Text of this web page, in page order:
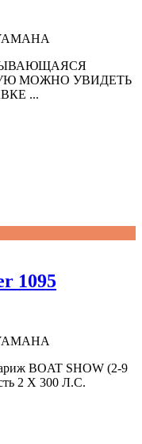
МОЖНО УВИДЕТЬ
...
1095
BOAT SHOW (2-9
2 X 300 Л.С.